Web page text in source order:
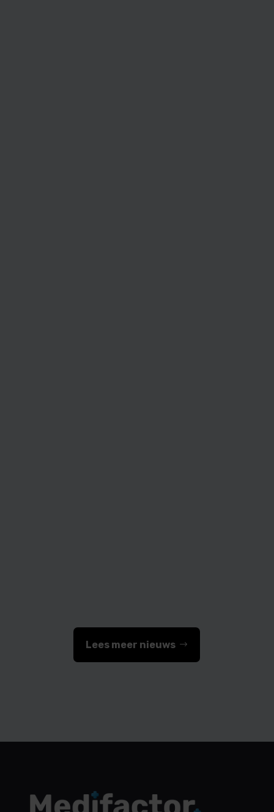
Lees meer nieuws